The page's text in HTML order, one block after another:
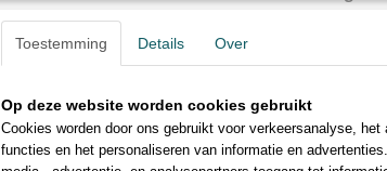
Model van een typische
inzetbaar.
Breedte 27 mm, 30 mm hoog.
Inhoud: 2 stuks.
Toestemming Details Over
Op deze website worden cookies gebruikt
Cookies worden door ons gebruikt voor verkeersanalyse,
functies en het personaliseren van informatie en